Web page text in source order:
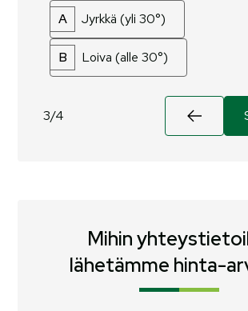
A Jyrkkä (yli 30°)
B Loiva (alle 30°)
3/4
Mihin
lähetämme hinta-